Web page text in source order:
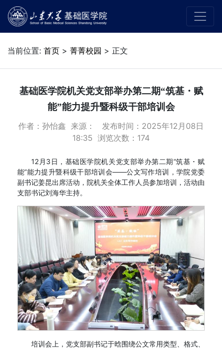
当前位置: 首页 > 菁菁校园 > 正文
基础医学院机关党支部举办第二期“筑基・赋
能”能力提升暨科级干部培训会
作者：孙怡鑫 来源： 发布时间：2025年12月08日
18:35 浏览次数： 174
12月3日，基础医学院机关党支部举办第二期“筑基・赋
能”能力提升暨科级干部培训会——公文写作培训，学院党委
副书记姜昆出席活动，院机关全体工作人员参加培训，活动由
支部书记刘海华主持。
培训会上，党支部副书记于晗围绕公文常用类型、格式、